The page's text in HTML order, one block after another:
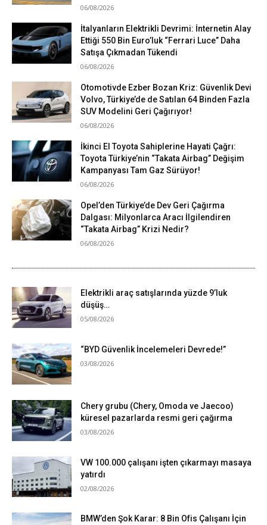
06/08/2026
İtalyanların Elektrikli Devrimi: İnternetin Alay
Ettiği 550 Bin Euro’luk “Ferrari Luce” Daha
Satışa Çıkmadan Tükendi
06/08/2026
Otomotivde Ezber Bozan Kriz: Güvenlik Devi
Volvo, Türkiye’de de Satılan 64 Binden Fazla
SUV Modelini Geri Çağırıyor!
06/08/2026
İkinci El Toyota Sahiplerine Hayati Çağrı:
Toyota Türkiye’nin “Takata Airbag” Değişim
Kampanyası Tam Gaz Sürüyor!
06/08/2026
Opel’den Türkiye’de Dev Geri Çağırma
Dalgası: Milyonlarca Aracı İlgilendiren
“Takata Airbag” Krizi Nedir?
06/08/2026
Elektrikli araç satışlarında yüzde 9’luk
düşüş…
05/08/2026
“BYD Güvenlik İncelemeleri Devrede!”
03/08/2026
Chery grubu (Chery, Omoda ve Jaecoo)
küresel pazarlarda resmi geri çağırma
03/08/2026
VW 100.000 çalışanı işten çıkarmayı masaya
yatırdı
02/08/2026
BMW’den Şok Karar: 8 Bin Ofis Çalışanı İçin